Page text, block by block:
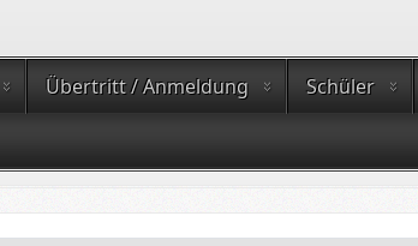
Übertritt / Anmeldung Schüler